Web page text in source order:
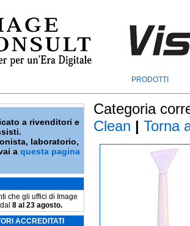
PRODOTTI
a rivenditori e
laboratorio,
aquesta pagina
che gli uffici di Image
8 al 23 agosto.
ACCREDITATI
Categoria
Clean | Torna